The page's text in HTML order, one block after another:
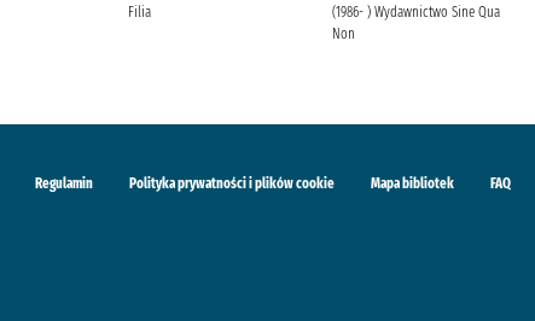
Filia
(1986- ) Wydawnictwo Sine Qua
Non
Regulamin Polityka prywatności i plików cookie Mapa bibliotek FAQ